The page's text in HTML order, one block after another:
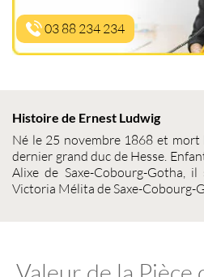
03 88 234 234
Histoire de Ernest Ludwig
Né le 25 novembre 1868 et
dernier grand duc de Hesse.
Alixe de Saxe-Cobourg-Gotha,
Victoria Mélita de Saxe-Cobourg-